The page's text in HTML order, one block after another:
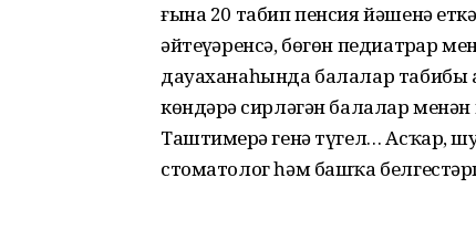
ғына 20 табип пенсия йәшенә
әйтеүҙәренсә, бөгөн педиатрҙар
дауаханаһында балалар табибы
көндәрҙә сирләгән балалар
Таштимерҙә генә түгел… Асҡар,
стоматолог һәм башҡа